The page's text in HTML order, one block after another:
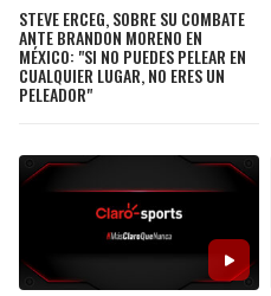
COPA SUDAMERICANA
LIGA BETPLAY
OTRAS LIGAS
BENGALS
TEXANS
BUCKS
STEVE ERCEG, SOBRE SU COMBATE
ANTE BRANDON MORENO EN
MÉXICO: "SI NO PUEDES PELEAR EN
CUALQUIER LUGAR, NO ERES UN
PELEADOR"